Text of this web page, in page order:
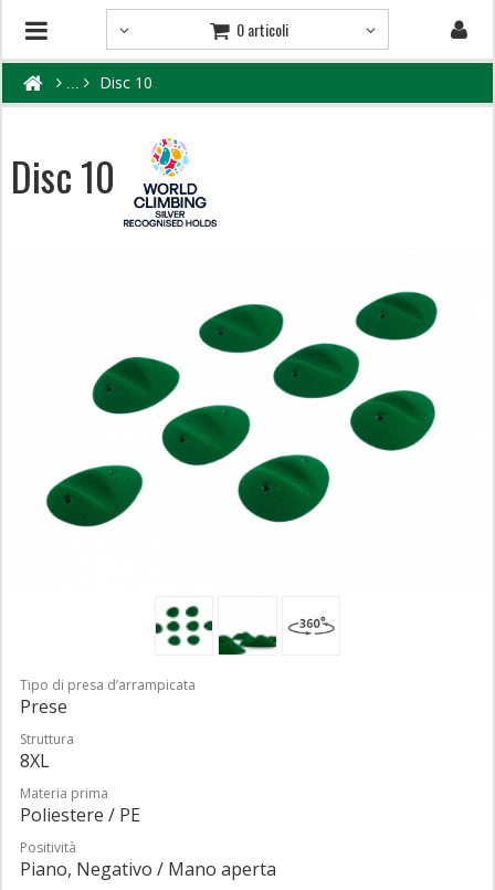
0 articoli
Disc 10
Disc 10
Tipo di presa d’arrampicata
Prese
Struttura
8XL
Materia prima
Poliestere / PE
Positività
Piano, Negativo / Mano aperta